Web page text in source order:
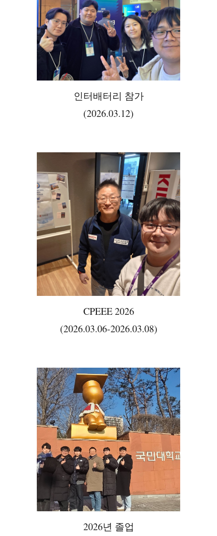
인터배터리 참가
(2026.03.12)
CPEEE 2026
(2026.03.06-2026.03.08)
2026년 졸업